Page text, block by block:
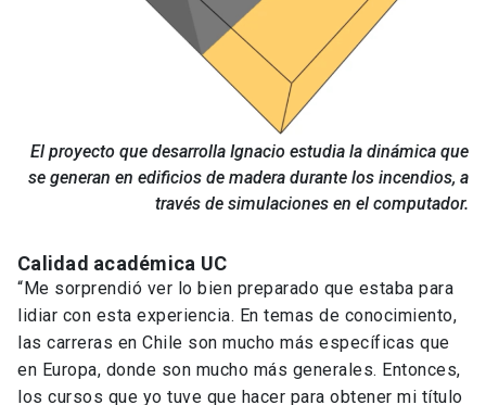
El proyecto que desarrolla Ignacio estudia la dinámica que
se generan en edificios de madera durante los incendios, a
través de simulaciones en el computador.
Calidad académica UC
“Me sorprendió ver lo bien preparado que estaba para
lidiar con esta experiencia. En temas de conocimiento,
las carreras en Chile son mucho más específicas que
en Europa, donde son mucho más generales. Entonces,
los cursos que yo tuve que hacer para obtener mi título